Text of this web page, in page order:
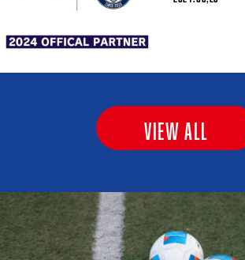
VIEW ALL